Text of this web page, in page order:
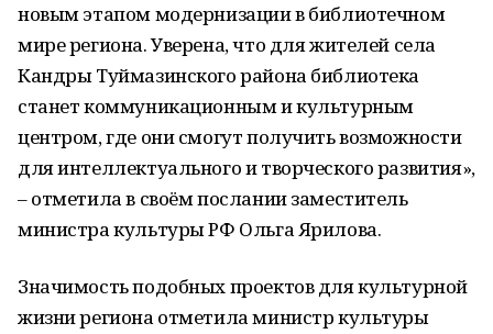
новым этапом модернизации в библиотечном
мире региона. Уверена, что для жителей села
Кандры Туймазинского района библиотека
станет коммуникационным и культурным
центром, где они смогут получить возможности
для интеллектуального и творческого развития»,
– отметила в своём послании заместитель
министра культуры РФ Ольга Ярилова.
Значимость подобных проектов для культурной
жизни региона отметила министр культуры